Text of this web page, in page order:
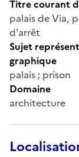
Titre courant
palais de Via,
d'arrêt
Sujet
graphique
palais ; prison
Domaine
architecture